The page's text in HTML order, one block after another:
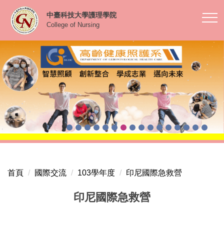
到
內
容
區
中臺科技大學護理學院
College of Nursing
首頁 國際交流 103學年度 印尼國際急救營
印尼國際急救營